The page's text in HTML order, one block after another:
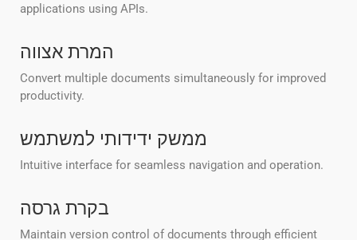
applications using APIs.
המרת אצווה
Convert multiple documents simultaneously for improved
productivity.
ממשק ידידותי למשתמש
Intuitive interface for seamless navigation and operation.
בקרת גרסה
Maintain version control of documents through efficient